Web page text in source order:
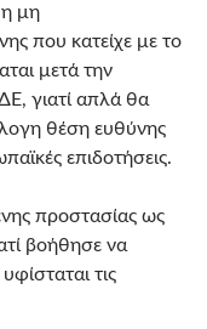
η μη
που κατείχε με το
μετά την
γιατί απλά θα
θέση ευθύνης
επιδοτήσεις.
προστασίας ως
βοήθησε να
τις